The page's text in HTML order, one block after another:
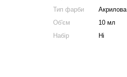
Тип фарби
Акрилова
Об'єм
10 мл
Набір
Ні